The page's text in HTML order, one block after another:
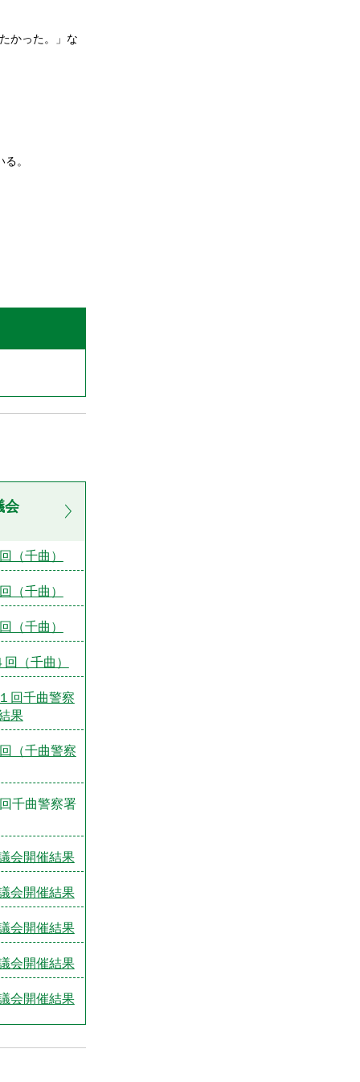
かった。」な
。
会
（千曲）
（千曲）
（千曲）
（千曲）
回千曲警察
果
（千曲警察
千曲警察署
会開催結果
会開催結果
会開催結果
会開催結果
会開催結果